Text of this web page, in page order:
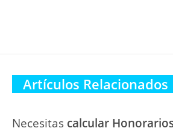
Artículos Relacionados
Necesitas calcular